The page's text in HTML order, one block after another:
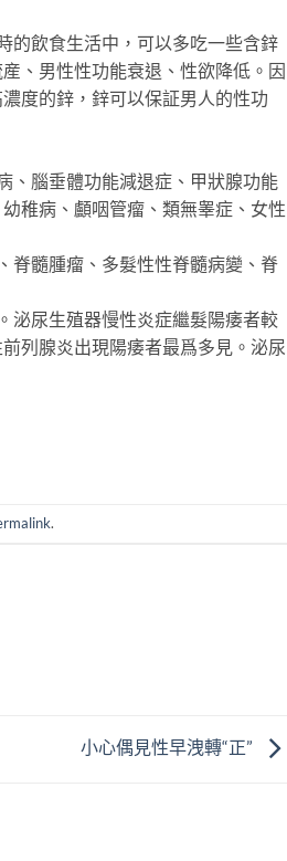
飲食生活中，可以多吃一些含鋅
、男性性功能衰退、性欲降低。因
度的鋅，鋅可以保証男人的性功
腦垂體功能減退症、甲狀腺功能
稚病、顱咽管瘤、類無睾症、女性
髓腫瘤、多髮性性脊髓病變、脊
尿生殖器慢性炎症繼髮陽痿者較
列腺炎出現陽痿者最爲多見。泌尿
.
小心偶見性早洩轉“正”